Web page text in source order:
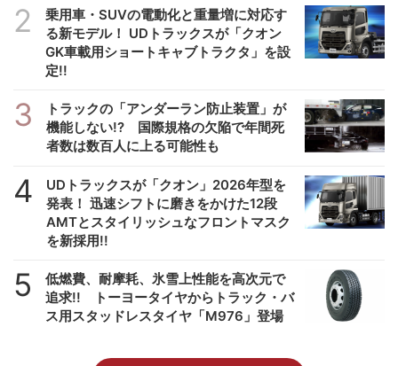
2
乗用車・SUVの電動化と重量増に対応す
る新モデル！ UDトラックスが「クオン
GK車載用ショートキャブトラクタ」を設
定!!
3
トラックの「アンダーラン防止装置」が
機能しない!? 国際規格の欠陥で年間死
者数は数百人に上る可能性も
4
UDトラックスが「クオン」2026年型を
発表！ 迅速シフトに磨きをかけた12段
AMTとスタイリッシュなフロントマスク
を新採用!!
5
低燃費、耐摩耗、氷雪上性能を高次元で
追求!! トーヨータイヤからトラック・バ
ス用スタッドレスタイヤ「M976」登場